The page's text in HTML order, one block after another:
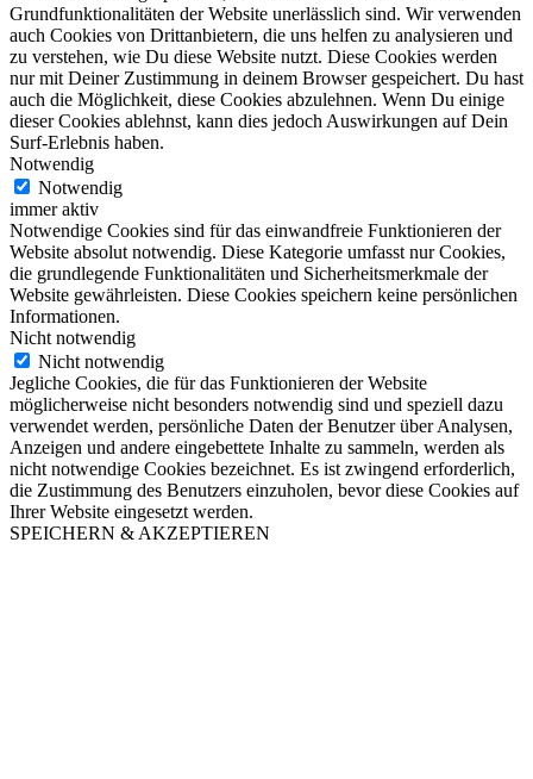
Grundfunktionalitäten der Website unerlässlich sind. Wir verwenden
auch Cookies von Drittanbietern, die uns helfen zu analysieren und
zu verstehen, wie Du diese Website nutzt. Diese Cookies werden
nur mit Deiner Zustimmung in deinem Browser gespeichert. Du hast
auch die Möglichkeit, diese Cookies abzulehnen. Wenn Du einige
dieser Cookies ablehnst, kann dies jedoch Auswirkungen auf Dein
Surf-Erlebnis haben.
Notwendig
Notwendig
immer aktiv
Notwendige Cookies sind für das einwandfreie Funktionieren der
Website absolut notwendig. Diese Kategorie umfasst nur Cookies,
die grundlegende Funktionalitäten und Sicherheitsmerkmale der
Website gewährleisten. Diese Cookies speichern keine persönlichen
Informationen.
Nicht notwendig
Nicht notwendig
Jegliche Cookies, die für das Funktionieren der Website
möglicherweise nicht besonders notwendig sind und speziell dazu
verwendet werden, persönliche Daten der Benutzer über Analysen,
Anzeigen und andere eingebettete Inhalte zu sammeln, werden als
nicht notwendige Cookies bezeichnet. Es ist zwingend erforderlich,
die Zustimmung des Benutzers einzuholen, bevor diese Cookies auf
Ihrer Website eingesetzt werden.
SPEICHERN & AKZEPTIEREN